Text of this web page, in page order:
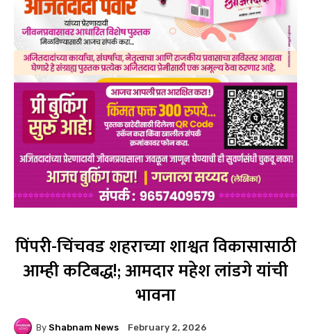
पिंपरी-चिंचवड शहराच्या शाश्वत विकासासाठी
आम्ही कटिबद्ध!; आमदार महेश लांडगे यांची
भावना
By Shabnam News February 2, 2026